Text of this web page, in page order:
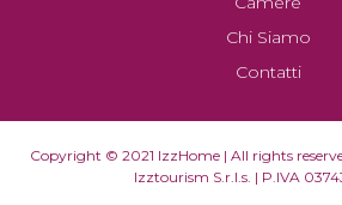
Chi Siamo
Contatti
Copyright © 2021 IzzHome | All rights
Izztourism S.r.l.s. | P.IVA